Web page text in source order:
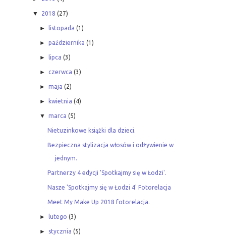
▼ 2018 (27)
►listopada (1)
►października (1)
►lipca (3)
► czerwca (3)
►maja (2)
► kwietnia (4)
▼ marca (5)
Nietuzinkowe książki dla dzieci.
Bezpieczna stylizacja włosów i odżywienie w
jednym.
Partnerzy 4 edycji 'Spotkajmy się w Łodzi'.
Nasze 'Spotkajmy się w Łodzi 4' Fotorelacja
Meet My Make Up 2018 fotorelacja.
►lutego (3)
► stycznia (5)